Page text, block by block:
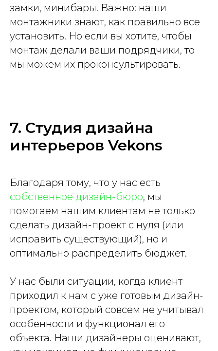
замки, минибары. Важно: наши
монтажники знают, как правильно все
установить. Но если вы хотите, чтобы
монтаж делали ваши подрядчики, то
мы можем их проконсультировать.
7. Студия дизайна
интерьеров Vekons
Благодаря тому, что у нас есть
собственное дизайн-бюро, мы
помогаем нашим клиентам не только
сделать дизайн-проект с нуля (или
исправить существующий), но и
оптимально распределить бюджет.
У нас были ситуации, когда клиент
приходил к нам с уже готовым дизайн-
проектом, который совсем не учитывал
особенности и функционал его
объекта. Наши дизайнеры оценивают,